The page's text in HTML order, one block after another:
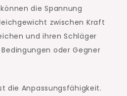
die Spannung
zwischen Kraft
und ihren Schläger
oder Gegner
die Anpassungsfähigkeit.